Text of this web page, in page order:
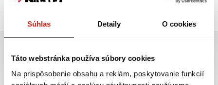
Súhlas Detaily O cookies
Táto webstránka používa súbory cookies
Na prispôsobenie obsahu a reklám, poskytovanie funkcií
Popis a parametre Výrobca
Útulný plastový pelech Ferplast pre psov s rozmerom 82 x 59,5 x
25 cm.